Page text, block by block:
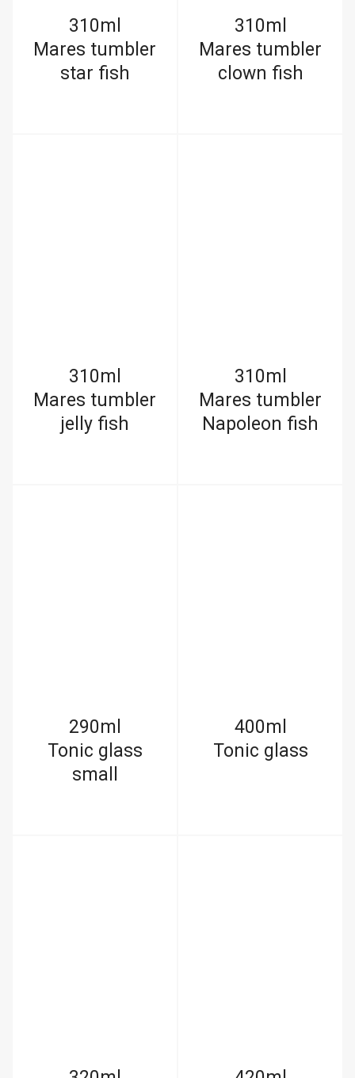
310ml
Mares tumbler
star fish
310ml
Mares tumbler
clown fish
310ml
Mares tumbler
jelly fish
310ml
Mares tumbler
Napoleon fish
290ml
Tonic glass
small
400ml
Tonic glass